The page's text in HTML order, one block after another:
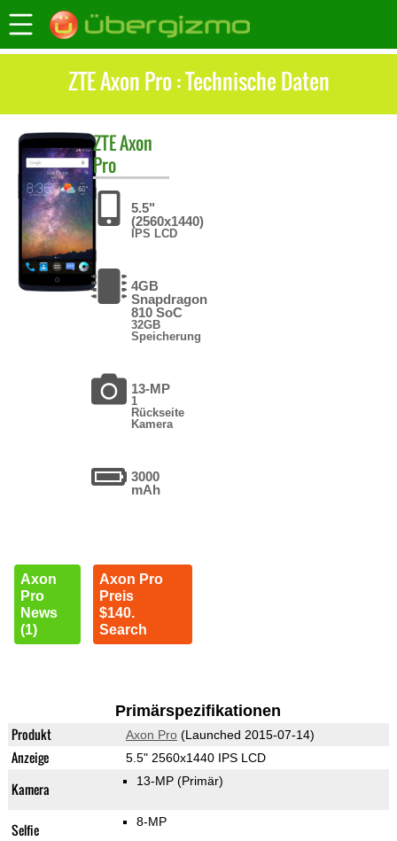
ZTE Axon Pro : Technische Daten
ZTEAxon
Pro
5.5"
(2560x1440)
IPS LCD
4GB
Snapdragon
810 SoC
32GB
Speicherung
13-MP
1
Rückseite
Kamera
3000
mAh
Axon
Pro
News
(1)
Axon Pro
Preis
$140.
Search
Primärspezifikationen
Produkt Axon Pro(Launched 2015-07-14)
Anzeige 5.5" 2560x1440 IPS LCD
Kamera 13-MP (Primär)
Selfie 8-MP